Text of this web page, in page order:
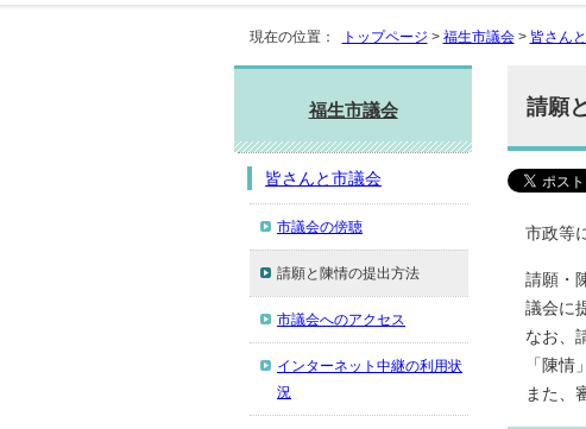
現在の位置： トップページ > 福生市議会> 皆さん
請願
市政等
請願・
議会に
なお、
「陳
また、
福生市議会
皆さんと市議会
市議会の傍聴
請願と陳情の提出方法
市議会へのアクセス
インターネット中継の利用状
況